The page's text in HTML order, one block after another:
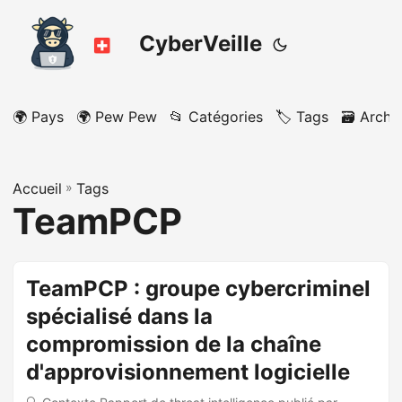
CyberVeille
🌍 Pays 🌍 Pew Pew 📂 Catégories 🏷️ Tags 🗃️
Accueil » Tags
TeamPCP
TeamPCP : groupe cybercriminel
spécialisé dans la
compromission de la chaîne
d'approvisionnement logicielle